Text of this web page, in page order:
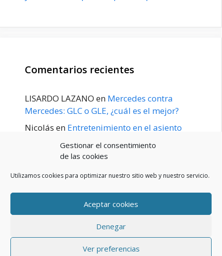
Gestionar el consentimiento
de las cookies
Utilizamos cookies para optimizar nuestro sitio web y nuestro servicio.
Aceptar cookies
Denegar
Ver preferencias
Comentarios recientes
LISARDO LAZANO en Mercedes contra
Mercedes: GLC o GLE, ¿cuál es el mejor?
Nicolás en Entretenimiento en el asiento
trasero para el GLE / GLS disponible a
principios de 2020
POLÍTICA DE PRIVACIDAD
Política de cookies (UE)
© 2026 Blog De Mercedes-Benz En Español